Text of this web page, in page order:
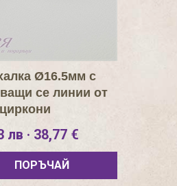
Ø16.5мм с
се линии от
циркони
лв · 38,77 €
ПОРЪЧАЙ